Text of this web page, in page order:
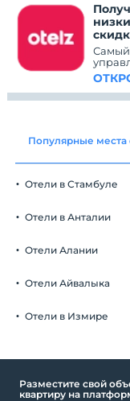
Самый
Популярные места
Отели в Стамбуле
Отели в Анталии
Отели Алании
Отели Айвалыка
Отели в Измире
Разместите свой
квартиру на